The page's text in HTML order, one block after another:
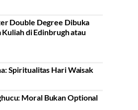
Double Degree Dibuka
di Edinbrugh atau
Spiritualitas Hari Waisak
Moral Bukan Optional